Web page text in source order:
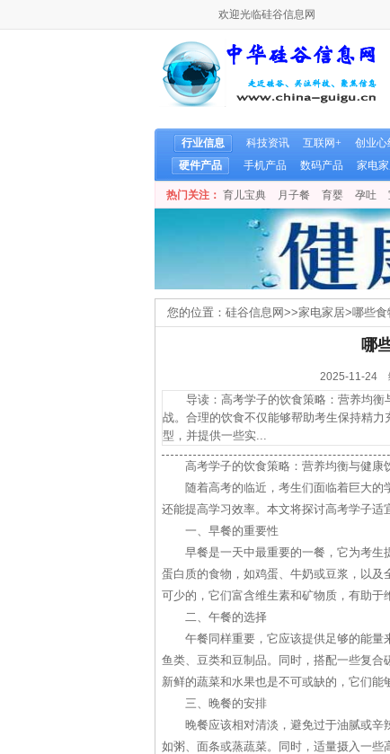
欢迎光临硅谷信息网
行业信息 科技资讯 互联网+ 创业心
硬件产品
手机产品 数码产品 家电
热门关注： 育儿宝典 月子餐 育婴 孕吐
您的位置： 硅谷信息网>>家电家居>哪些食
哪
2025-11-24
导读：高考学子的饮食策略：营养均衡
战。合理的饮食不仅能够帮助考生保持精
型，并提供一些实...
高考学子的饮食策略：营养均衡与健康
随着高考的临近，考生们面临着巨大的
还能提高学习效率。本文将探讨高考学子适
一、早餐的重要性
早餐是一天中最重要的一餐，它为考
蛋白质的食物，如鸡蛋、牛奶或豆浆，以
可少的，它们富含维生素和矿物质，有助于
二、午餐的选择
午餐同样重要，它应该提供足够的能量
鱼类、豆类和豆制品。同时，搭配一些复合
新鲜的蔬菜和水果也是不可或缺的，它们能
三、晚餐的安排
晚餐应该相对清淡，避免过于油腻或辛
如粥、面条或蒸蔬菜。同时，适量摄入一